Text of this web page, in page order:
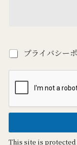
必
須
前
※
必
須
プライバシー